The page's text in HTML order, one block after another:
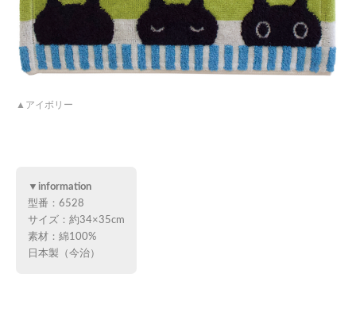
アイボリー
▼information
型番：6528
サイズ：約34×35cm
素材：綿100%
日本製（今治）